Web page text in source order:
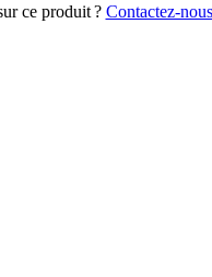
ce produit ? Contactez‑nous